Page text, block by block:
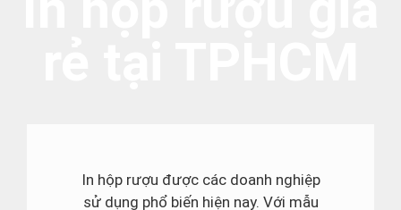
In hộp rượu được các doanh nghiệp
sử dụng phổ biến hiện nay. Với mẫu